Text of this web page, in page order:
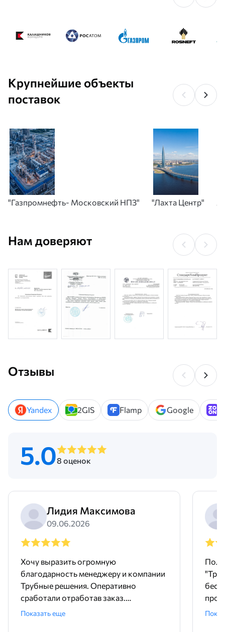
Крупнейшие объекты
поставок
"Газпромнефть- Московский НПЗ" "Лахта Центр"
Нам доверяют
Отзывы
Yandex 2GIS Flamp Google
5.08 оценок
Лидия Максимова
09.06.2026
Хочу выразить огромную
благодарность менеджеру и компании
Трубные решения. Оперативно
сработали отработав заказ.
Доставили точно в срок и без
Показать еще